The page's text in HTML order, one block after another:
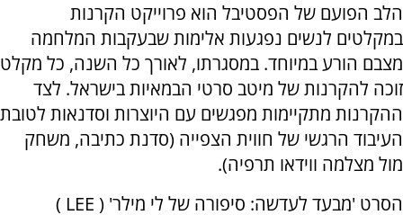
הלב הפועם של הפסטיבל הוא פרוייקט הקרנות
במקלטים לנשים נפגעות אלימות שבעקבות המלחמה
מצבם הורע במיוחד. במסגרתו, לאורך כל השנה, כל מקלט
זוכה להקרנות של מיטב סרטי הבמאיות בישראל. לצד
ההקרנות מתקיימות מפגשים עם היוצרות וסדנאות לטובת
העיבוד הרגשי של חווית הצפייה (סדנת כתיבה, משחק
מול מצלמה ווידאו תרפיה).
הסרט 'מבעד לעדשה: סיפורה של לי מילר' ( LEE
)